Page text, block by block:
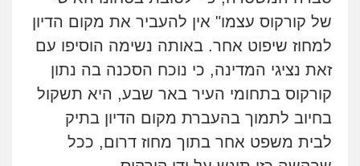
של קורקוס עצמו" אין להעביר את מקום הדיון
למחוז שיפוט אחר. באותה נשימה הוסיפו עם
זאת נציגי המדינה, כי נוכח הסכנה בה נתון
קורקוס בתחומי העיר באר שבע, היא תשקול
בחיוב לתמוך בהעברת מקום הדיון בתיק
לבית משפט אחר בתוך מחוז דרום, ככל